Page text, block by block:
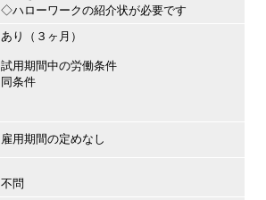
◇ハローワークの紹介状が必要です
あり（３ヶ月）
試用期間中の労働条件
同条件
雇用期間の定めなし
不問